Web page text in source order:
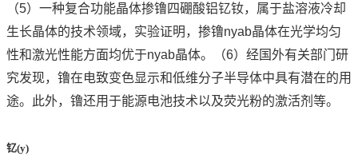
（5）一种复合功能晶体掺镥四硼酸铝钇钕，属于盐溶液冷却
生长晶体的技术领域，实验证明，掺镥nyab晶体在光学均匀
性和激光性能方面均优于nyab晶体。（6）经国外有关部门研
究发现，镥在电致变色显示和低维分子半导体中具有潜在的用
途。此外，镥还用于能源电池技术以及荧光粉的激活剂等。
钇(y)